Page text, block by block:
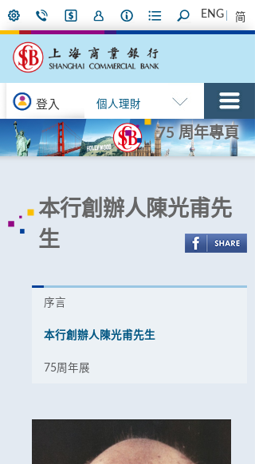
ENG 简
登入 個人理財
75 周年專頁
本行創辦人陳光甫先
生
序言
本行創辦人陳光甫先生
75周年展